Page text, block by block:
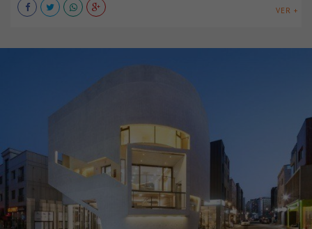
VER +